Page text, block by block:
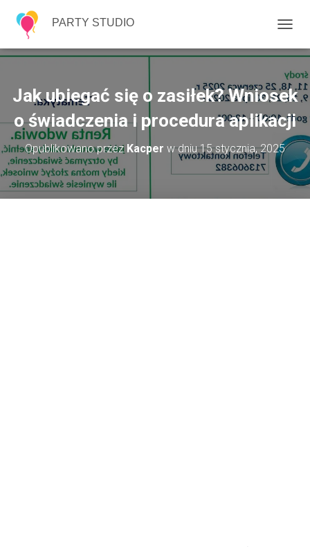
PARTY STUDIO
R
E
Ł
Ą
C
Z
N
A
I
Jak ubiegać się o zasiłek? Wniosek
o świadczenia i procedura aplikacji
Opublikowano przez Kacper w dniu15 stycznia, 2025